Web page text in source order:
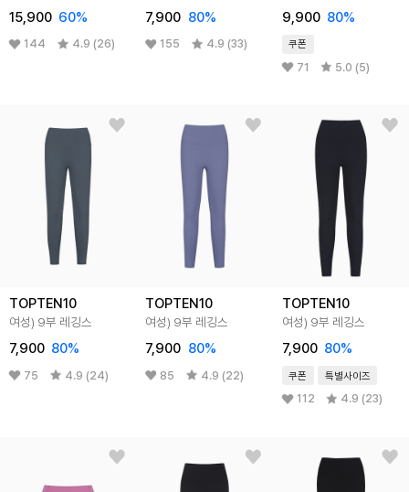
15,900 60%
144 4.9 (26)
7,900 80%
155 4.9 (33)
9,900 80%
쿠폰
71 5.0 (5)
TOPTEN10
여성) 9부 레깅스
7,900 80%
75 4.9 (24)
TOPTEN10
여성) 9부 레깅스
7,900 80%
85 4.9 (22)
TOPTEN10
여성) 9부 레깅스
7,900 80%
쿠폰 특별사이즈
112 4.9 (23)